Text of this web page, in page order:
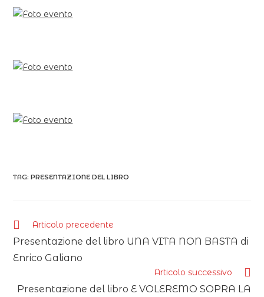
TAG:PRESENTAZIONE DEL LIBRO
Articolo precedente
Presentazione del libro UNA VITA NON BASTA di
Enrico Galiano
Articolo successivo
Presentazione del libro E VOLEREMO SOPRA LA